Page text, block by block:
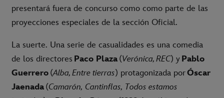
presentará fuera de concurso como como parte de las
proyecciones especiales de la sección Oficial.
La suerte. Una serie de casualidades es una comedia
de los directores Paco Plaza (Verónica, REC) y Pablo
Guerrero (Alba, Entre tierras) protagonizada porÓscar
Jaenada (Camarón, Cantinflas, Todos estamos